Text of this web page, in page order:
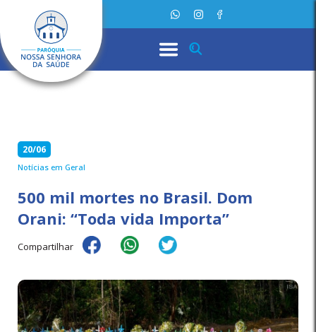
20/06
Notícias em Geral
500 mil mortes no Brasil. Dom
Orani: “Toda vida Importa”
Compartilhar